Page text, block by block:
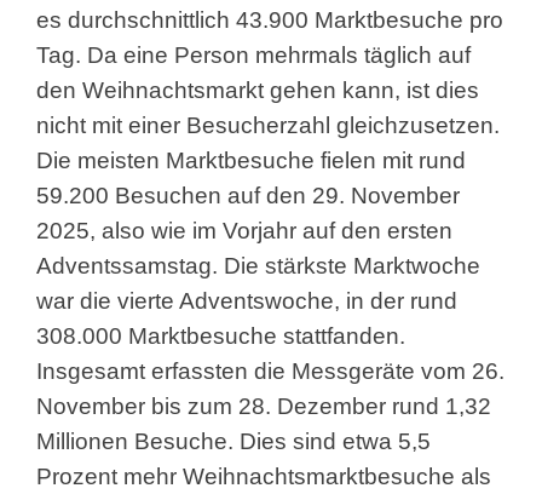
es durchschnittlich 43.900 Marktbesuche pro
Tag. Da eine Person mehrmals täglich auf
den Weihnachtsmarkt gehen kann, ist dies
nicht mit einer Besucherzahl gleichzusetzen.
Die meisten Marktbesuche fielen mit rund
59.200 Besuchen auf den 29. November
2025, also wie im Vorjahr auf den ersten
Adventssamstag. Die stärkste Marktwoche
war die vierte Adventswoche, in der rund
308.000 Marktbesuche stattfanden.
Insgesamt erfassten die Messgeräte vom 26.
November bis zum 28. Dezember rund 1,32
Millionen Besuche. Dies sind etwa 5,5
Prozent mehr Weihnachtsmarktbesuche als